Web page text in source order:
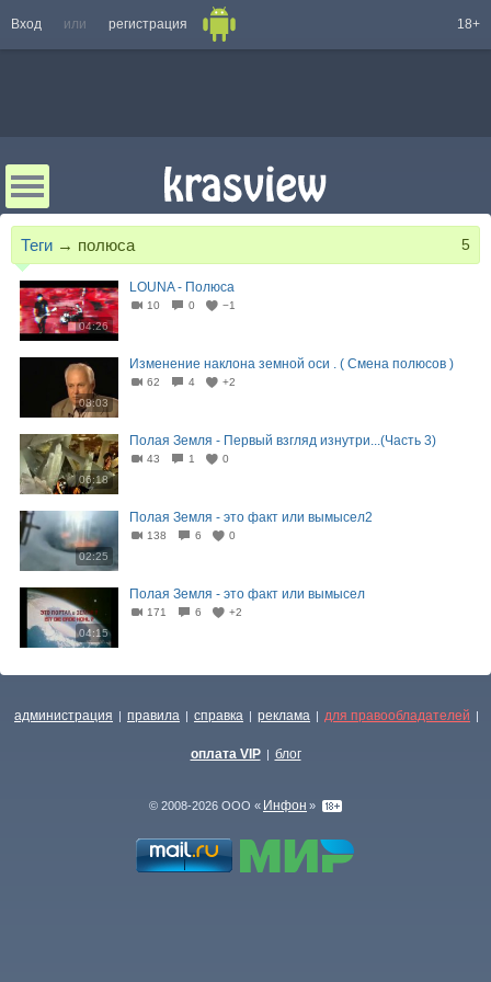
Вход или регистрация 18+
Теги → полюса 5
04:26
LOUNA - Полюса
10 0 −1
08:03
Изменение наклона земной оси . ( Смена полюсов )
62 4 +2
06:18
Полая Земля - Первый взгляд изнутри...(Часть 3)
43 1 0
02:25
Полая Земля - это факт или вымысел2
138 6 0
04:15
Полая Земля - это факт или вымысел
171 6 +2
администрация | правила | справка | реклама | для правообладателей |
оплата VIP | блог
© 2008-2026 ООО « Инфон »